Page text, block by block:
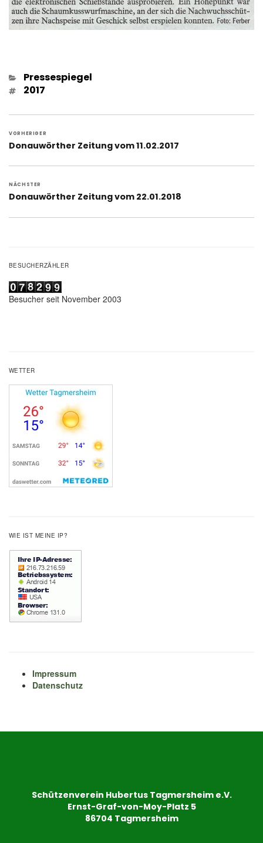
Kategorien
Pressespiegel
Schlagwörter
2017
VORHERIGER
Vorheriger
Donauwörther Zeitung vom 11.02.2017
NÄCHSTER
Nächster
Donauwörther Zeitung vom 22.01.2018
BESUCHERZÄHLER
Besucher seit November 2003
WETTER
WIE IST MEINE IP?
Impressum
Datenschutz
Schützenverein Hubertus Tagmersheim e.V.
Ernst-Graf-von-Moy-Platz 5
86704 Tagmersheim